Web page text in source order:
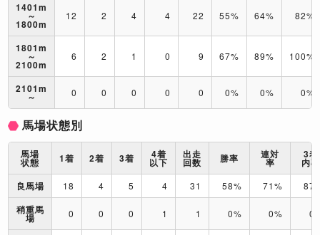
1401m
～
1800m
12 2 4 4 22 55% 64% 82%
1801m
～
2100m
6 2 1 0 9 67% 89% 100%
2101m
～ 0 0 0 0 0 0% 0% 0%
馬場状態別
馬場
状態 1着 2着 3着 4着
以下
出走
回数 勝率 連対
率
3着
内率
良馬場
18 4 5 4 31 58% 71%
稍重馬
場 0 0 0 1 1 0% 0%